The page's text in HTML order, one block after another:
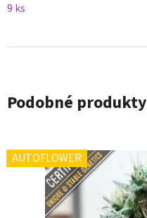
9 ks
Podobné produkty
AUTOFLOWER